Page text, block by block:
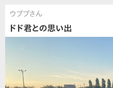
ウブブさん
ドド君との思い出